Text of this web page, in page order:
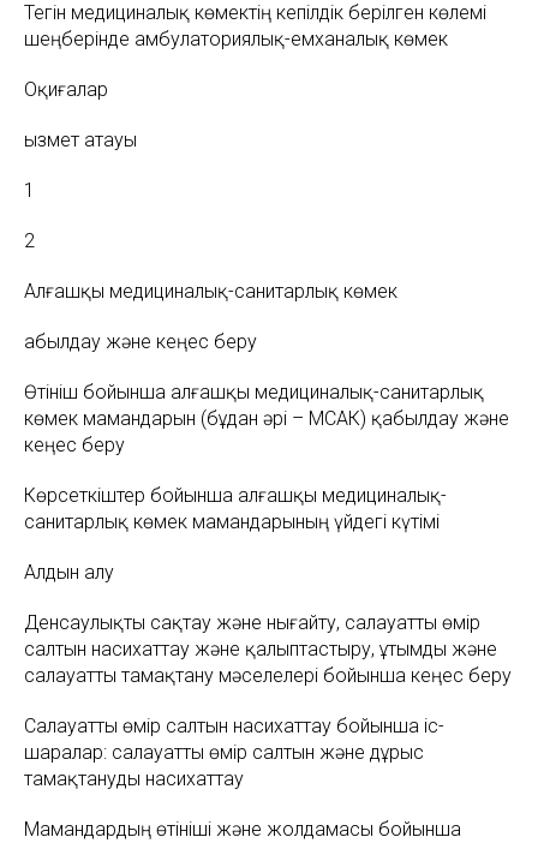
Тегін медициналық көмектің кепілдік берілген көлемі
шеңберінде амбулаториялық-емханалық көмек
Оқиғалар
Қызмет атауы
1
2
Алғашқы медициналық-санитарлық көмек
Қабылдау және кеңес беру
Өтініш бойынша алғашқы медициналық-санитарлық
көмек мамандарын (бұдан әрі – МСАК) қабылдау және
кеңес беру
Көрсеткіштер бойынша алғашқы медициналық-
санитарлық көмек мамандарының үйдегі күтімі
Алдын алу
Денсаулықты сақтау және нығайту, салауатты өмір
салтын насихаттау және қалыптастыру, ұтымды және
салауатты тамақтану мәселелері бойынша кеңес беру
Салауатты өмір салтын насихаттау бойынша іс-
шаралар: салауатты өмір салтын және дұрыс
тамақтануды насихаттау
Мамандардың өтініші және жолдамасы бойынша